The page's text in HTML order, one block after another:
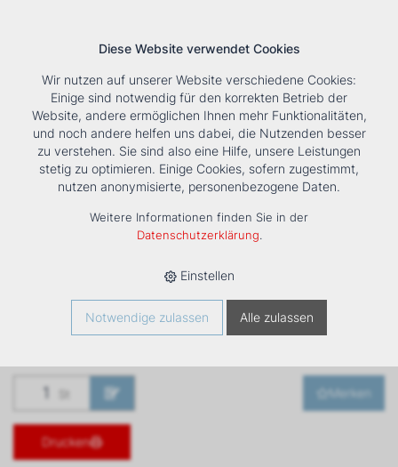
Tools Unternehmen Karriere KontaktSuche
HOME › PRODUKTE › KÄLTE/KLIMA › FANCOILS ›
VENTILATORKONVEKTOR ESTRO FC
Ventilatorkonvektor
12611
Merken
Drucken
Diese Website verwendet Cookies
Wir nutzen auf unserer Website verschiedene Cookies:
Einige sind notwendig für den korrekten Betrieb der
Website, andere ermöglichen Ihnen mehr Funktionalitäten,
und noch andere helfen uns dabei, die Nutzenden besser
zu verstehen. Sie sind also eine Hilfe, unsere Leistungen
stetig zu optimieren. Einige Cookies, sofern zugestimmt,
nutzen anonymisierte, personenbezogene Daten.
Weitere Informationen finden Sie in der
Datenschutzerklärung.
Einstellen
Notwendige zulassen Alle zulassen